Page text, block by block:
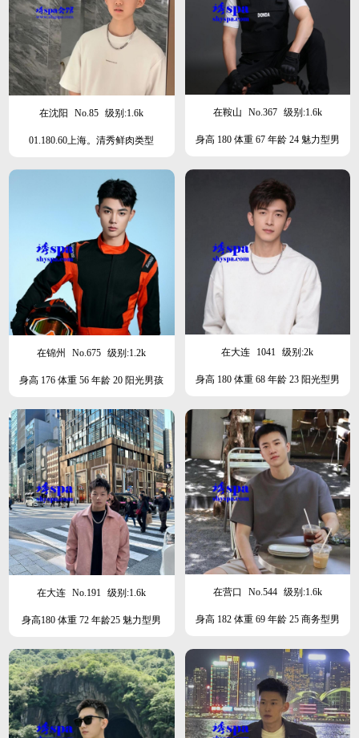
在沈阳 No.85 级别:1.6k
01.180.60上海。清秀鲜肉类型
在鞍山 No.367 级别:1.6k
身高 180 体重 67 年龄 24 魅力型男
在锦州 No.675 级别:1.2k
身高 176 体重 56 年龄 20 阳光男孩
在大连 1041 级别:2k
身高 180 体重 68 年龄 23 阳光型男
在大连 No.191 级别:1.6k
身高180 体重 72 年龄25 魅力型男
在营口 No.544 级别:1.6k
身高 182 体重 69 年龄 25 商务型男